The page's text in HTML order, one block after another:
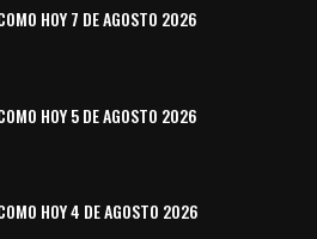
HOY 7 DE AGOSTO 2026
HOY 5 DE AGOSTO 2026
HOY 4 DE AGOSTO 2026